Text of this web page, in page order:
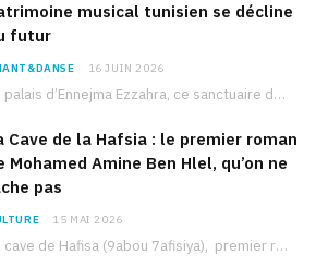
musical tunisien se décline
futur
16 JUIN 2026
Le palais d’Ennejma Ezzahra, ce sanctuaire de la musique tunisienne et méditerranéenne construit par le…
Cave de la Hafsia : le premier roman
Mohamed Amine Ben Hlel, qu’on ne
pas
15 MAI 2026
Le cave de Hafisa (9abou 7afisiya), premier roman du journaliste tunisien Mohamed Amine Ben Hlel,…